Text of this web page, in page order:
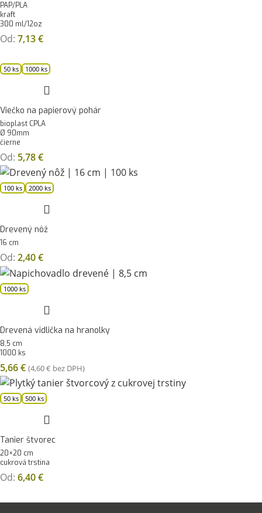
PAP/PLA
kraft
300 ml/12oz
Od: 7,13€
50 ks 1000 ks
Viečko na papierový pohár
bioplast CPLA
Ø 90mm
čierne
Od: 5,78€
100 ks 2000 ks
Drevený nôž
16 cm
Od: 2,40€
1000 ks
Drevená vidlička na hranolky
8,5 cm
1000 ks
5,66€ (4,60€ bez DPH)
50 ks 500 ks
Tanier štvorec
20×20 cm
cukrová trstina
Od: 6,40€